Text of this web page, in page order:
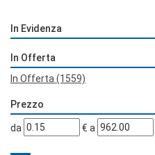
In Evidenza
In Offerta
In Offerta (1559)
Prezzo
filtra
da € filtra
a